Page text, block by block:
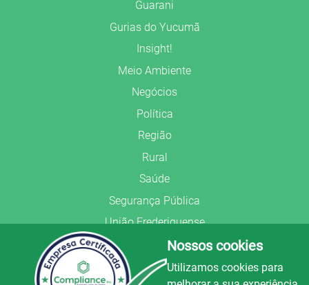
Guarani
Gurias do Yucumã
Insight!
Meio Ambiente
Negócios
Política
Região
Rural
Saúde
Segurança Pública
União Frederiquense
Nossos cookies
Utilizamos cookies para